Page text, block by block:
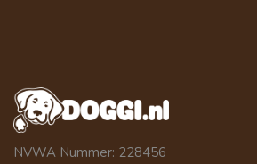
NVWA Nummer: 228456